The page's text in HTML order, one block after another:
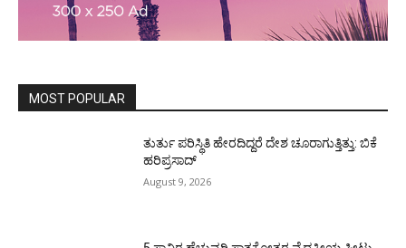
MOST POPULAR
ತುರ್ತು ಪರಿಸ್ಥಿತಿ ಹೇರದಿದ್ದರೆ ದೇಶ ಚೂರಾಗುತ್ತಿತ್ತು: ಬಿಕೆ
ಹರಿಪ್ರಸಾದ್
August 9, 2026